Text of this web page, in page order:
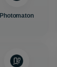
Photomaton